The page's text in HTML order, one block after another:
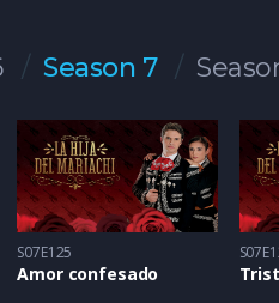
Season 7
S07E125
Amor confesado